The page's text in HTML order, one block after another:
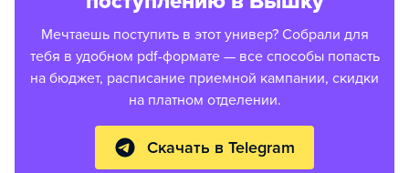
Мечтаешь поступить в этот универ? Собрали для
тебя в удобном pdf-формате — все способы попасть
на бюджет, расписание приемной кампании, скидки
на платном отделении.
Скачать в Telegram